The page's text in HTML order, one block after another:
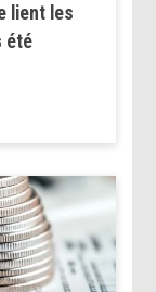
lient les
été